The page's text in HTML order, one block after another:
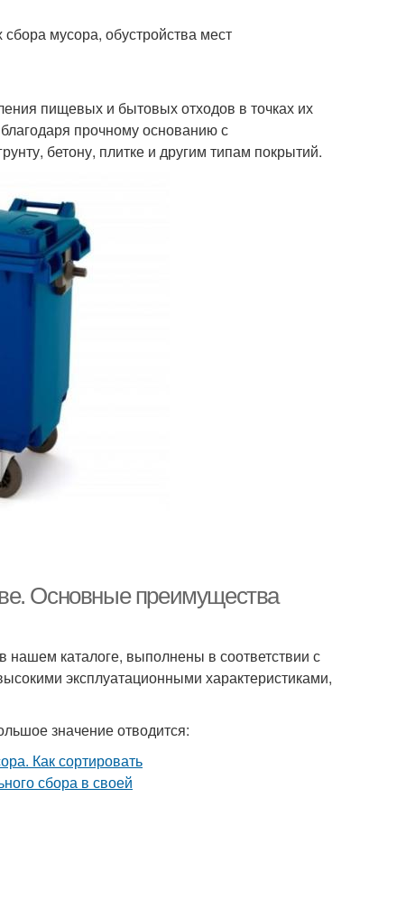
мусора, обустройства мест
пищевых и бытовых отходов в точках их
прочному основанию с
бетону, плитке и другим типам покрытий.
Основные преимущества
каталоге, выполнены в соответствии с
эксплуатационными характеристиками,
значение отводится: